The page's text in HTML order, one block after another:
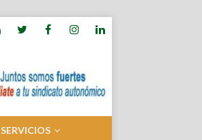
SERVICIOS